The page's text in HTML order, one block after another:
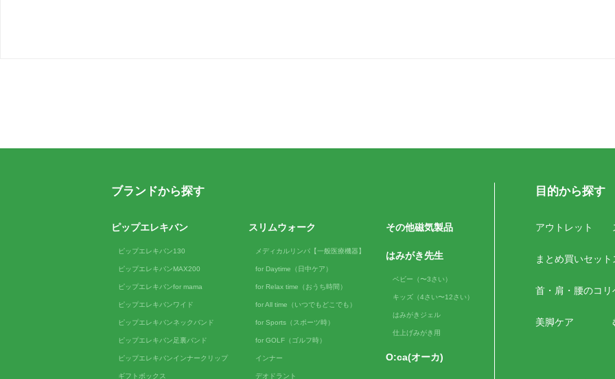
ブランドから探す
ピップエレキバン
ピップエレキバン130
ピップエレキバンMAX200
ピップエレキバンfor mama
ピップエレキバンワイド
ピップエレキバンネックバンド
ピップエレキバン足裏バンド
ピップエレキバンインナークリップ
ギフトボックス
スリムウォーク
メディカルリンパ【一般医療機器】
for Daytime（日中ケア）
for Relax time（おうち時間）
for All time（いつでもどこでも）
for Sports（スポーツ時）
for GOLF（ゴルフ時）
インナー
デオドラント
その他磁気製品
はみがき先生
ベビー（〜3さい）
キッズ（4さい〜12さい）
はみがきジェル
仕上げみがき用
O:ca(オーカ)
目的から探す
アウトレット
まとめ買いセット
首・肩・腰のコリ
美脚ケア